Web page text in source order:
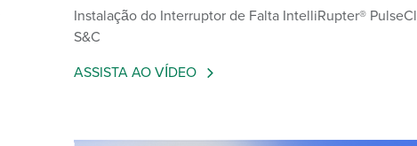
Instalação do Interruptor de Falta IntelliRupter®
S&C
ASSISTA AO VÍDEO